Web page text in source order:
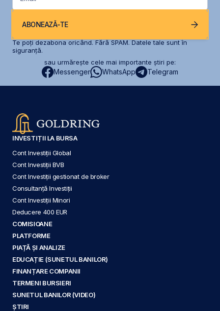
ABONEAZĂ-TE
Te poți dezabona oricând. Fără SPAM. Datele tale sunt în
siguranță.
sau urmărește cele mai importante știri pe:
Messenger WhatsApp Telegram
INVESTIȚII LA BURSA
Cont Investiții Global
Cont Investiții BVB
Cont Investiții gestionat de broker
Consultanță Investiții
Cont Investiții Minori
Deducere 400 EUR
COMISIOANE
PLATFORME
PIAȚĂ ȘI ANALIZE
EDUCAȚIE (SUNETUL BANILOR)
FINANȚARE COMPANII
TERMENI BURSIERI
SUNETUL BANILOR (VIDEO)
ȘTIRI